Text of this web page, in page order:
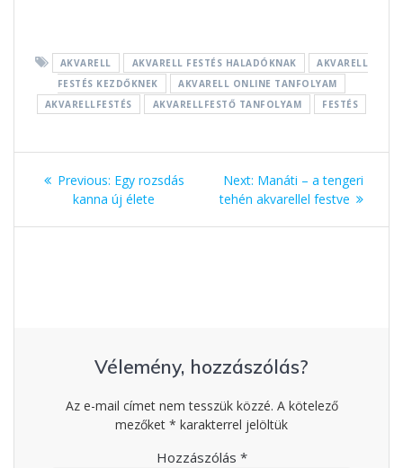
o
k
g
er
g
AKVARELL AKVARELL FESTÉS HALADÓKNAK
AKVARELL
FESTÉS KEZDŐKNEK
AKVARELL ONLINE TANFOLYAM
AKVARELLFESTÉS
AKVARELLFESTŐ TANFOLYAM FESTÉS
Bejegyzés
navigáció
Previous: Previous
post:
Egy rozsdás
kanna új élete
Next: Next
post:
Manáti – a tengeri
tehén akvarellel festve
Vélemény, hozzászólás?
Az e-mail címet nem tesszük közzé. A kötelező
mezőket * karakterrel jelöltük
Hozzászólás *